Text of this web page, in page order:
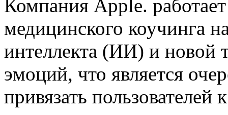
Компания Apple.
медицинского коучинга
интеллекта (ИИ) и новой
эмоций, что является
привязать